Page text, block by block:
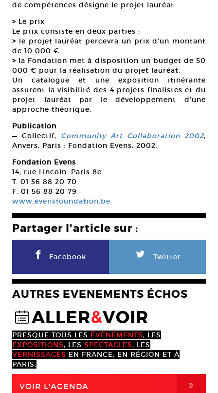
de compétences désigne le projet lauréat.
> Le prix
Le prix consiste en deux parties :
> le projet lauréat percevra un prix d’un montant
de 10 000 €
> la Fondation met à disposition un budget de 50
000 € pour la réalisation du projet lauréat.
Un catalogue et une exposition itinérante
assurent la visibilité des 4 projets finalistes et du
projet lauréat par le développement d’une
approche théorique.
Publication
— Collectif, Community Art Collaboration 2002,
Anvers, Paris : Fondation Evens, 2002.
Fondation Evens
14, rue Lincoln. Paris 8e
T. 01 56 88 20 70
F. 01 56 88 20 79
www.evensfoundation.be
Partager l'article sur :
F Facebook L Twitter
AUTRES EVENEMENTS ÉCHOS
@ALLER&VOIR
PRESQUE TOUS LES ÉVÈNEMENTS, LES
EXPOSITIONS, LES SPECTACLES, LES
VERNISSAGES EN FRANCE, EN RÉGION ET À
PARIS.
VOIR L'AGENDA ,